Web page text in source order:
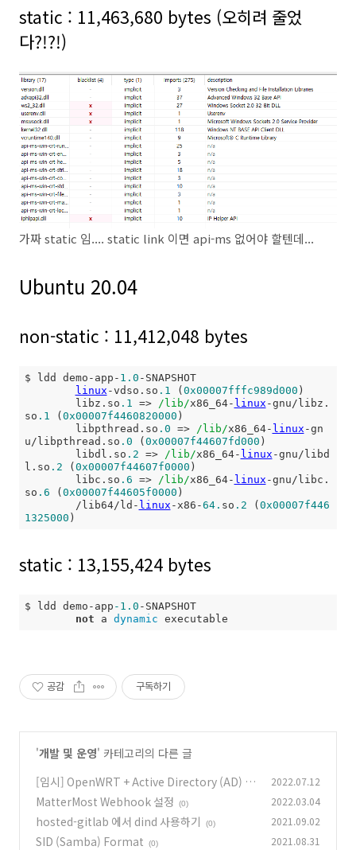
static : 11,463,680 bytes (오히려 줄었
다?!?!)
가짜 static 임.... static link 이면 api-ms 없어야 할텐데...
Ubuntu 20.04
non-static : 11,412,048 bytes
$ ldd demo-app- 1.0 -SNAPSHOT
linux -vdso.so .1 (0x00007fffc989d000 )
        libz.so
.1 => /lib/x86_64- linux -gnu/libz.
so .1 (0x00007f4460820000 )
        libpthread.so
.0 => /lib/x86_64- linux -gn
u/libpthread.so .0 (0x00007f44607fd000 )
        libdl.so
.2 => /lib/x86_64- linux -gnu/libd
l.so .2 (0x00007f44607f0000 )
        libc.so
.6 => /lib/x86_64- linux -gnu/libc.
so .6 (0x00007f44605f0000 )
        /lib64/ld-
linux -x86-64. so .2 (0x00007f446
1325000 )
static : 13,155,424 bytes
$ ldd demo-app -1.0 -SNAPSHOT
not a dynamic executable
공감 구독하기
'개발 및 운영' 카테고리의 다른 글
[임시] OpenWRT + Active Directory (AD) 구
축
(0)
2022.07.12
MatterMost Webhook 설정 (0) 2022.03.04
hosted-gitlab 에서 dind 사용하기 (0) 2021.09.02
SID (Samba) Format (0) 2021.08.31